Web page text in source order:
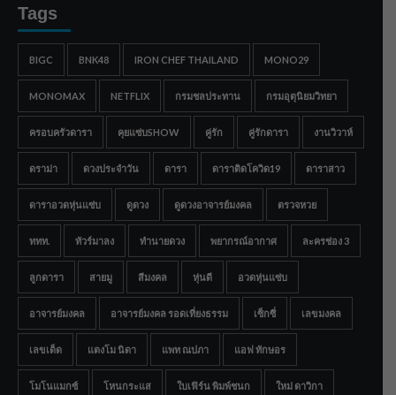
Tags
BIGC BNK48 IRON CHEF THAILAND MONO29
MONOMAX NETFLIX กรมชลประทาน กรมอุตุนิยมวิทยา
ครอบครัวดารา คุยแซ่บSHOW คู่รัก คู่รักดารา งานวิวาห์
ดราม่า ดวงประจำวัน ดารา ดาราติดโควิด19 ดาราสาว
ดาราอวดหุ่นแซ่บ ดูดวง ดูดวงอาจารย์มงคล ตรวจหวย
ททท. ทัวร์มาลง ทำนายดวง พยากรณ์อากาศ ละครช่อง 3
ลูกดารา สายมู สีมงคล หุ่นดี อวดหุ่นแซ่บ
อาจารย์มงคล อาจารย์มงคล รอดเที่ยงธรรม เซ็กซี่ เลขมงคล
เลขเด็ด แตงโม นิดา แพท ณปภา แอฟ ทักษอร
โมโนแมกซ์ โหนกระแส ใบเฟิร์น พิมพ์ชนก ใหม่ ดาวิกา